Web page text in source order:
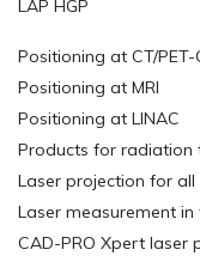
LAP HGP
Positioning at CT/PET-
Positioning at MRI
Positioning at LINAC
Products for radiation
Laser projection for all
Laser measurement
CAD-PRO Xpert laser